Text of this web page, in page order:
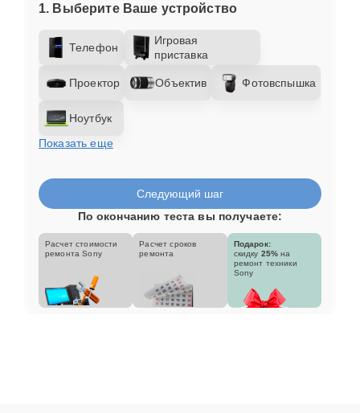
1. Выберите Ваше устройство
Телефон
Игровая
приставка
Проектор Объектив Фотовспышка
Ноутбук
Показать еще
Следующий шаг
По окончанию теста вы получаете:
Расчет стоимости
ремонта Sony
Расчет сроков
ремонта
Подарок:
скидку 25% на
ремонт техники
Sony